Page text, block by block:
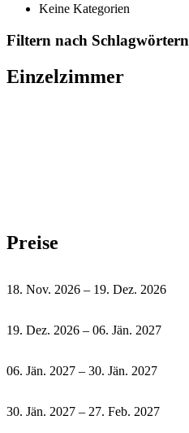
Keine Kategorien
Filtern nach Schlagwörtern
Einzelzimmer
Preise
18. Nov. 2026 – 19. Dez. 2026
19. Dez. 2026 – 06. Jän. 2027
06. Jän. 2027 – 30. Jän. 2027
30. Jän. 2027 – 27. Feb. 2027